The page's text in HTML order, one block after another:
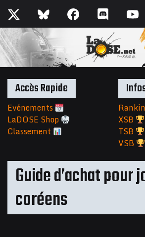
Guide d’achat pour
coréens
Accès Rapide
Evénements
LaDOSE Shop
Classement
XSB
TSB
VSB